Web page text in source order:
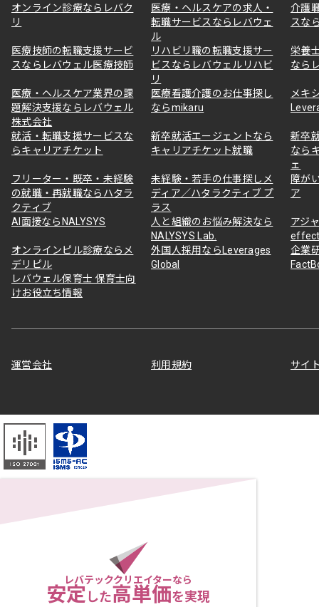
オンライン診療ならレバク
リ
医療・ヘルスケアの求人・
転職サービスならレバウェ
ル
介護
スな
医療技師の転職支援サービ
スならレバウェル医療技師
リハビリ職の転職支援サー
ビスならレバウェルリハビ
リ
栄養
なら
医療・ヘルスケア業界の課
題解決支援ならレバウェル
株式会社
医療看護介護のお仕事探し
ならmikaru
メキ
就活・転職支援サービスな
らキャリアチケット
新卒就活エージェントなら
キャリアチケット就職
新卒
なら
ェ
フリーター・既卒・未経験
の就職・再就職ならハタラ
クティブ
未経験・若手の仕事探しメ
ディア／ハタラクティブ プ
ラス
障が
ア
AI面接ならNALYSYS
人と組織のお悩み解決なら
NALYSYS Lab.
アジ
オンラインピル診療ならメ
デリピル
外国人採用ならLeverages
Global
企業
レバウェル保育士 保育士向
けお役立ち情報
運営会社 利用規約 サイ
レバテッククリエイターなら
安定した高単価を実現